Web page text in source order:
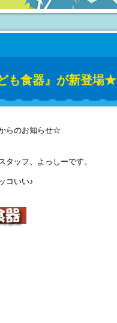
も食器』が新登場★
らのお知らせ☆
タッフ、よっしーです。
コいい♪